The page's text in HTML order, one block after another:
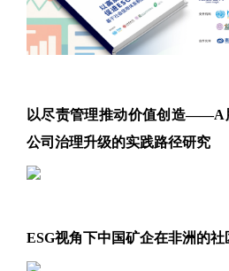
以尽责管理推动价值创造——A
公司治理升级的实践路径研究
ESG视角下中国矿企在非洲的